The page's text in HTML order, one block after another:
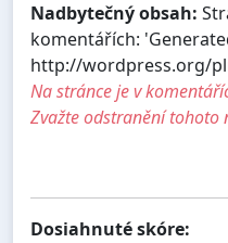
Nadbytečný obsah:
komentářích:
http://wordpress.org/
Na stránce je v
Zvažte odstranění tohoto
Dosiahnuté skóre: